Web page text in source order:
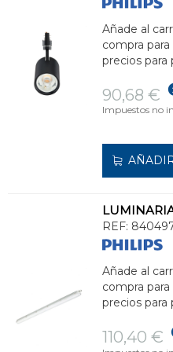
Añade al
compra
precios para
90,68 €
Impuestos no
REF:
Añade al
compra
precios para
110,40 €